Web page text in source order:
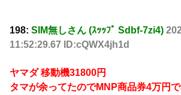
198: SIM無しさん (ｽｯｯﾌﾟ Sdbf-7zi4)
11:52:29.67 ID:cQWX4jh1d
ヤマダ 移動機31800円
タマが余ってたのでMNP商品券4万円